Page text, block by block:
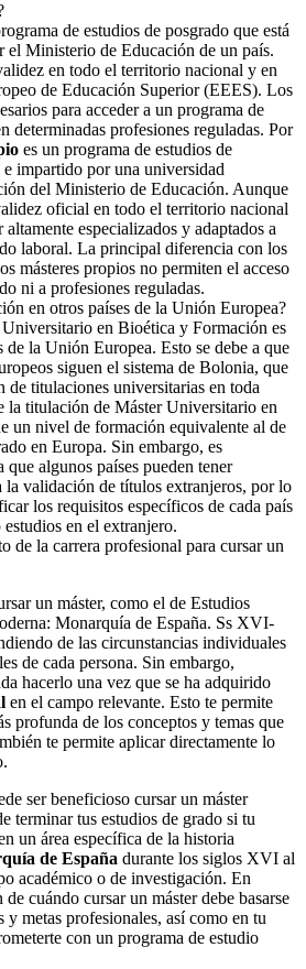
de estudios de posgrado que está
el Ministerio de Educación de un país.
en todo el territorio nacional y en
de Educación Superior (EEES). Los
para acceder a un programa de
determinadas profesiones reguladas. Por
es un programa de estudios de
e impartido por una universidad
del Ministerio de Educación. Aunque
oficial en todo el territorio nacional
especializados y adaptados a
laboral. La principal diferencia con los
másteres propios no permiten el acceso
ni a profesiones reguladas.
en otros países de la Unión Europea?
en Bioética y Formación es
de la Unión Europea. Esto se debe a que
siguen el sistema de Bolonia, que
de titulaciones universitarias en toda
la titulación de Máster Universitario en
un nivel de formación equivalente al de
en Europa. Sin embargo, es
que algunos países pueden tener
la validación de títulos extranjeros, por lo
los requisitos específicos de cada país
en el extranjero.
de la carrera profesional para cursar un
un máster, como el de Estudios
Monarquía de España. Ss XVI-
de las circunstancias individuales
de cada persona. Sin embargo,
hacerlo una vez que se ha adquirido
en el campo relevante. Esto te permite
profunda de los conceptos y temas que
te permite aplicar directamente lo
ser beneficioso cursar un máster
terminar tus estudios de grado si tu
un área específica de la historia
de España durante los siglos XVI al
académico o de investigación. En
cuándo cursar un máster debe basarse
y metas profesionales, así como en tu
con un programa de estudio